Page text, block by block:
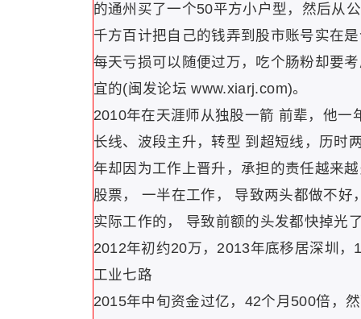
的通州买了一个50平方小户型，然后从
千方百计把自己的钱弄到股市账号实在
每天亏损可以随便过万，吃个肠粉却要
宜的(闽发论坛 www.xiarj.com)。
2010年在天涯师从独股一箭 前辈，他
长线、波段主升，转型 到超短线，历时
年却因为工作上晋升，承担的责任越来
股票， 一半在工作， 导致两头都做不
实际工作的， 导致前额的头发都快掉光
2012年初约20万，2013年底移居深圳
工业七路
2015年中旬资金过亿，42个月500倍，